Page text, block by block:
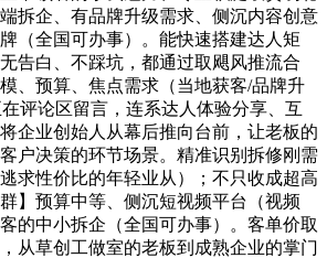
拆企、有品牌升级需求、侧沉内容创意
（全国可办事）。能快速搭建达人矩
告白、不踩坑，都通过取飓风推流合
、预算、焦点需求（当地获客/品牌升
评论区留言，连系达人体验分享、互
企业创始人从幕后推向台前，让老板的
户决策的环节场景。精准识别拆修刚需
求性价比的年轻业从）；不只收成超高
】预算中等、侧沉短视频平台（视频
的中小拆企（全国可办事）。客单价取
从草创工做室的老板到成熟企业的掌门